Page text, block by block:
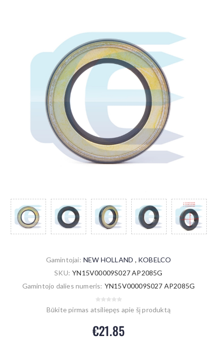
Gamintojai: NEW HOLLAND , KOBELCO
SKU: YN15V00009S027 AP2085G
Gamintojo dalies numeris: YN15V00009S027 AP2085G
Būkite pirmas atsiliepęs apie šį produktą
€21.85